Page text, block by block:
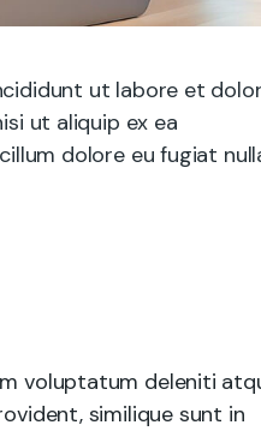
ut labore et
ut aliquip ex ea
dolore eu fugiat
voluptatum deleniti
similique sunt in